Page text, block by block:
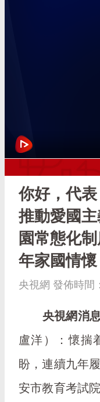
你好，代
推動愛國
園常態化
年家國情懷
央視網 發佈時間
央視網消息
盧洋）：懷揣
盼，連續九年
安市教育考試